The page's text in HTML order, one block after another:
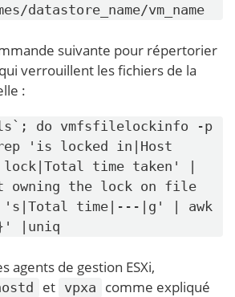
datastore_name/vm_name
suivante pour répertorier
verrouillent les fichiers de la
:
do vmfsfilelockinfo -p
'is locked in|Host
lock|Total time taken' |
owning the lock on file
time|---|g' | awk
|uniq
agents de gestion ESXi,
et vpxa
comme expliqué